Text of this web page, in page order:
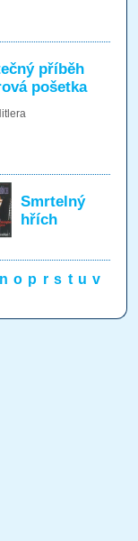
příběh
pošetka
Smrtelný
hřích
n o p r s t u v